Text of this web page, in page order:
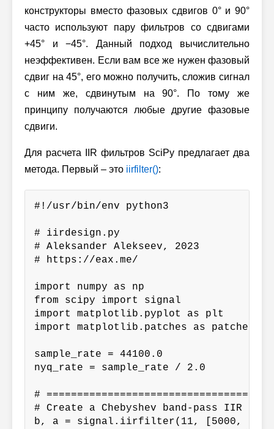
конструкторы вместо фазовых сдвигов 0° и 90°
часто используют пару фильтров со сдвигами
+45° и −45°. Данный подход вычислительно
неэффективен. Если вам все же нужен фазовый
сдвиг на 45°, его можно получить, сложив сигнал
с ним же, сдвинутым на 90°. По тому же
принципу получаются любые другие фазовые
сдвиги.
Для расчета IIR фильтров SciPy предлагает два
метода. Первый – это iirfilter():
#!/usr/bin/env python3
# iirdesign.py
# Aleksander Alekseev, 2023
# https://eax.me/
import numpy as np
from scipy import signal
import matplotlib.pyplot as plt
import matplotlib.patches as patches
sample_rate = 44100.0
nyq_rate = sample_rate / 2.0
#
# Create a Chebyshev band-pass IIR
b, a = signal.iirfilter(11, [5000,